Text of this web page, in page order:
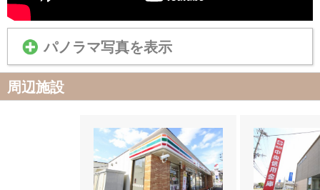
パノラマ写真を表示
周辺施設